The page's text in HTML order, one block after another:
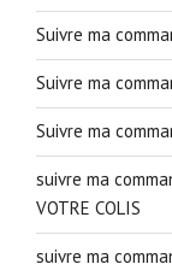
Suivre ma
Suivre ma
Suivre ma
suivre ma
VOTRE COLIS
suivre ma